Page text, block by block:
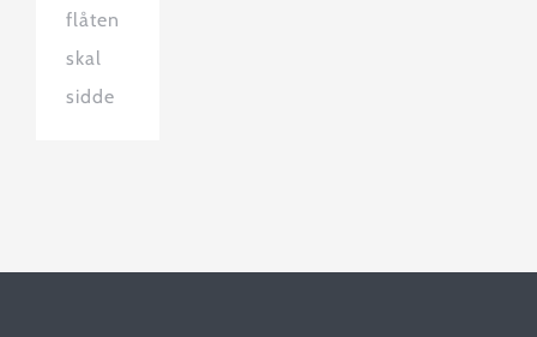
flåten
skal
sidde